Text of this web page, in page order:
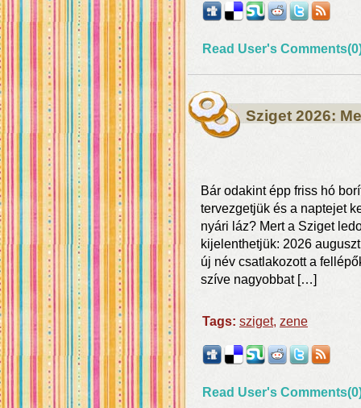
Read User's
Sziget 2026:
Bár odakint épp friss hó
tervezgetjük és a naptejet
nyári láz? Mert a Sziget
kijelenthetjük: 2026
új név csatlakozott a
szíve nagyobbat […]
Tags: sziget, zene
Read User's